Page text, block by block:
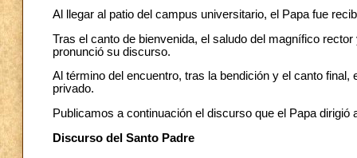
Al llegar al patio del campus universitario, el Papa fue
Tras el canto de bienvenida, el saludo del magnífico
pronunció su discurso.
Al término del encuentro, tras la bendición y el canto
privado.
Publicamos a continuación el discurso que el Papa dirigió
Discurso del Santo Padre